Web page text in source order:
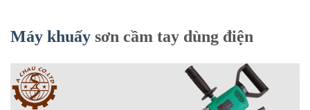
Máy khuấy sơn cầm tay dùng điện